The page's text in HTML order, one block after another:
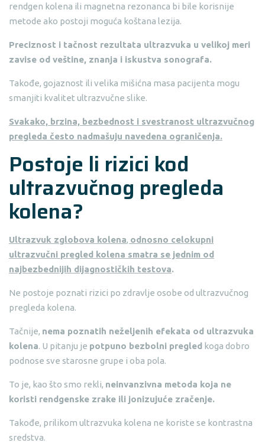
rendgen kolena ili magnetna rezonanca bi bile korisnije
metode ako postoji moguća koštana lezija.
Preciznost i tačnost rezultata ultrazvuka u velikoj meri
zavise od veštine, znanja i iskustva sonografa.
Takođe, gojaznost ili velika mišićna masa pacijenta mogu
smanjiti kvalitet ultrazvučne slike.
Svakako, brzina, bezbednost i svestranost ultrazvučnog
pregleda često nadmašuju navedena ograničenja.
Postoje li rizici kod
ultrazvučnog pregleda
kolena?
Ultrazvuk zglobova kolena, odnosno celokupni
ultrazvučni pregled kolena smatra se jednim od
najbezbednijih dijagnostičkih testova.
Ne postoje poznati rizici po zdravlje osobe od ultrazvučnog
pregleda kolena.
Tačnije, nema poznatih neželjenih efekata od ultrazvuka
kolena. U pitanju je potpuno bezbolni pregled koga dobro
podnose sve starosne grupe i oba pola.
To je, kao što smo rekli, neinvanzivna metoda koja ne
koristi rendgenske zrake ili jonizujuće zračenje.
Takođe, prilikom ultrazvuka kolena ne koriste se kontrastna
sredstva.